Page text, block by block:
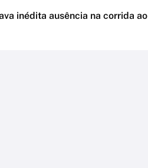
inédita ausência na corrida ao